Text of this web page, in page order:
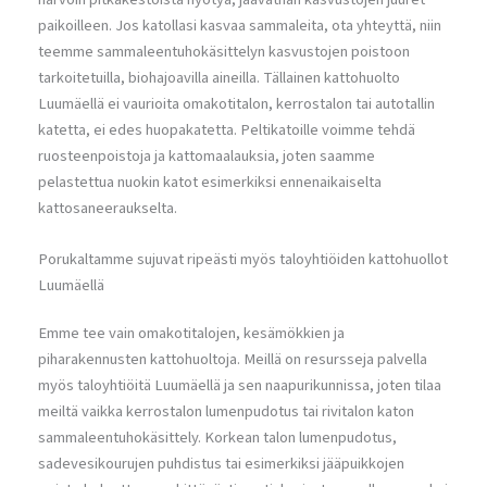
paikoilleen. Jos katollasi kasvaa sammaleita, ota yhteyttä, niin
teemme sammaleentuhokäsittelyn kasvustojen poistoon
tarkoitetuilla, biohajoavilla aineilla. Tällainen kattohuolto
Luumäellä ei vaurioita omakotitalon, kerrostalon tai autotallin
katetta, ei edes huopakatetta. Peltikatoille voimme tehdä
ruosteenpoistoja ja kattomaalauksia, joten saamme
pelastettua nuokin katot esimerkiksi ennenaikaiselta
kattosaneeraukselta.
Porukaltamme sujuvat ripeästi myös taloyhtiöiden kattohuollot
Luumäellä
Emme tee vain omakotitalojen, kesämökkien ja
piharakennusten kattohuoltoja. Meillä on resursseja palvella
myös taloyhtiöitä Luumäellä ja sen naapurikunnissa, joten tilaa
meiltä vaikka kerrostalon lumenpudotus tai rivitalon katon
sammaleentuhokäsittely. Korkean talon lumenpudotus,
sadevesikourujen puhdistus tai esimerkiksi jääpuikkojen